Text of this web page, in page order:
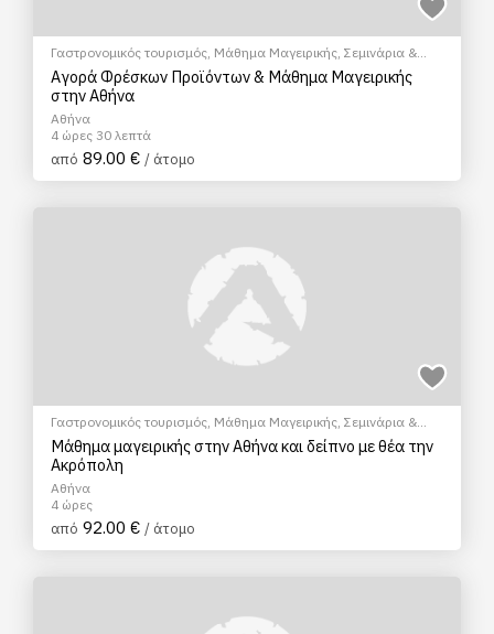
Γαστρονομικός τουρισμός, Μάθημα Μαγειρικής, Σεμινάρια &
Μαθήματα
Αγορά Φρέσκων Προϊόντων & Μάθημα Μαγειρικής
στην Αθήνα
Αθήνα
4 ώρες 30 λεπτά
από 89.00 € / άτομο
Γαστρονομικός τουρισμός, Μάθημα Μαγειρικής, Σεμινάρια &
Μαθήματα
Μάθημα μαγειρικής στην Αθήνα και δείπνο με θέα την
Ακρόπολη
Αθήνα
4 ώρες
από 92.00 € / άτομο